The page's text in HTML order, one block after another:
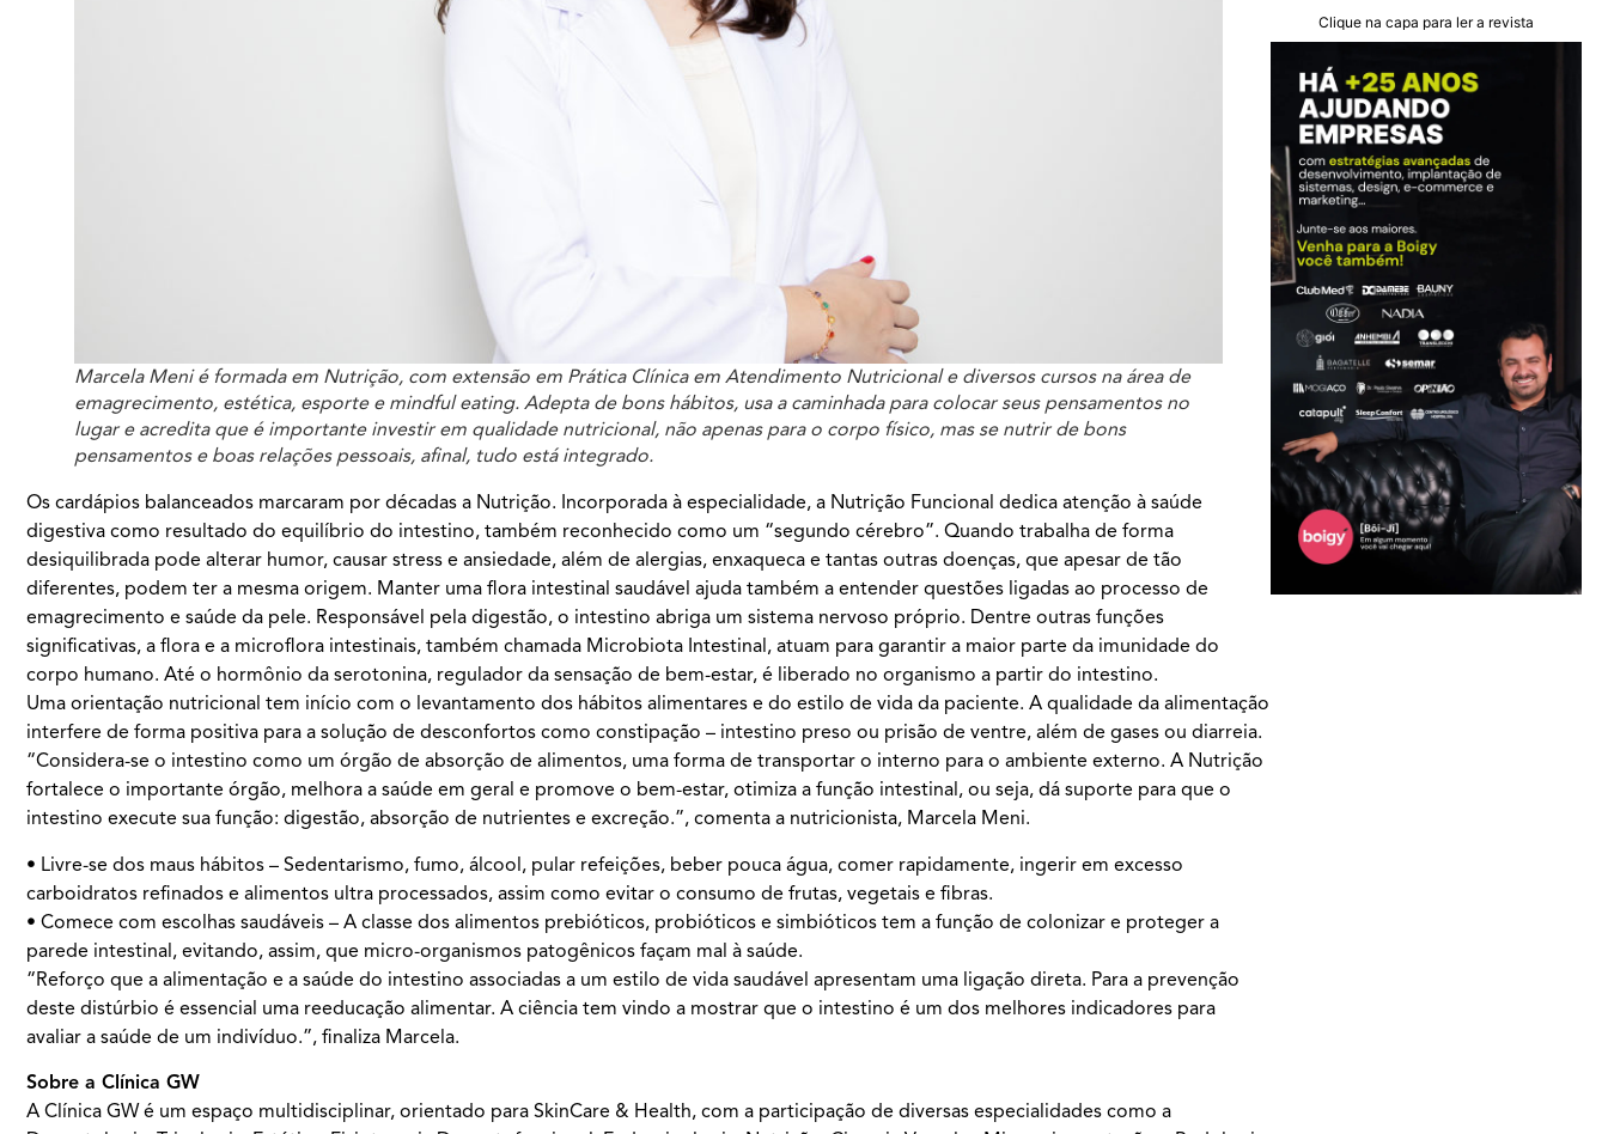
Marcela Meni é formada em Nutrição, com extensão em Prática Clínica em Atendimento Nutricional e diversos cursos na área de
emagrecimento, estética, esporte e mindful eating. Adepta de bons hábitos, usa a caminhada para colocar seus pensamentos no
lugar e acredita que é importante investir em qualidade nutricional, não apenas para o corpo físico, mas se nutrir de bons
pensamentos e boas relações pessoais, afinal, tudo está integrado.
Os cardápios balanceados marcaram por décadas a Nutrição. Incorporada à especialidade, a Nutrição Funcional dedica atenção à saúde
digestiva como resultado do equilíbrio do intestino, também reconhecido como um “segundo cérebro”. Quando trabalha de forma
desiquilibrada pode alterar humor, causar stress e ansiedade, além de alergias, enxaqueca e tantas outras doenças, que apesar de tão
diferentes, podem ter a mesma origem. Manter uma flora intestinal saudável ajuda também a entender questões ligadas ao processo de
emagrecimento e saúde da pele. Responsável pela digestão, o intestino abriga um sistema nervoso próprio. Dentre outras funções
significativas, a flora e a microflora intestinais, também chamada Microbiota Intestinal, atuam para garantir a maior parte da imunidade do
corpo humano. Até o hormônio da serotonina, regulador da sensação de bem-estar, é liberado no organismo a partir do intestino.
Uma orientação nutricional tem início com o levantamento dos hábitos alimentares e do estilo de vida da paciente. A qualidade da alimentação
interfere de forma positiva para a solução de desconfortos como constipação – intestino preso ou prisão de ventre, além de gases ou diarreia.
“Considera-se o intestino como um órgão de absorção de alimentos, uma forma de transportar o interno para o ambiente externo. A Nutrição
fortalece o importante órgão, melhora a saúde em geral e promove o bem-estar, otimiza a função intestinal, ou seja, dá suporte para que o
intestino execute sua função: digestão, absorção de nutrientes e excreção.”, comenta a nutricionista, Marcela Meni.
• Livre-se dos maus hábitos – Sedentarismo, fumo, álcool, pular refeições, beber pouca água, comer rapidamente, ingerir em excesso
carboidratos refinados e alimentos ultra processados, assim como evitar o consumo de frutas, vegetais e fibras.
• Comece com escolhas saudáveis – A classe dos alimentos prebióticos, probióticos e simbióticos tem a função de colonizar e proteger a
parede intestinal, evitando, assim, que micro-organismos patogênicos façam mal à saúde.
“Reforço que a alimentação e a saúde do intestino associadas a um estilo de vida saudável apresentam uma ligação direta. Para a prevenção
deste distúrbio é essencial uma reeducação alimentar. A ciência tem vindo a mostrar que o intestino é um dos melhores indicadores para
avaliar a saúde de um indivíduo.”, finaliza Marcela.
Sobre a Clínica GW
A Clínica GW é um espaço multidisciplinar, orientado para SkinCare & Health, com a participação de diversas especialidades como a
Clique na capa para ler a revista